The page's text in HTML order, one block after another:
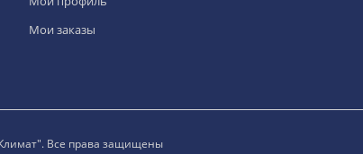
Мои заказы
Все права защищены